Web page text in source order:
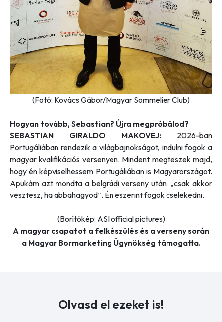
(Fotó: Kovács Gábor/Magyar Sommelier Club)
Hogyan tovább, Sebastian? Újra megpróbálod?
SEBASTIAN GIRALDO MAKOVEJ: 2026-ban
Portugáliában rendezik a világbajnokságot, indulni fogok a
magyar kvalifikációs versenyen. Mindent megteszek majd,
hogy én képviselhessem Portugáliában is Magyarországot.
Apukám azt mondta a belgrádi verseny után: „csak akkor
vesztesz, ha abbahagyod”. Én eszerint fogok cselekedni.
(Borítókép: ASI official pictures)
A magyar csapatot a felkészülés és a verseny során
a Magyar Bormarketing Ügynökség támogatta.
Olvasd el ezeket is!